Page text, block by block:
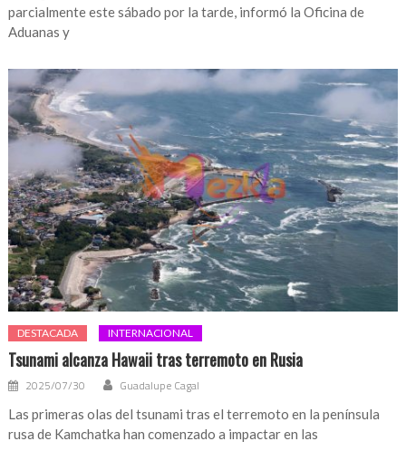
parcialmente este sábado por la tarde, informó la Oficina de
Aduanas y
DESTACADA INTERNACIONAL
Tsunami alcanza Hawaii tras terremoto en Rusia
2025/07/30 Guadalupe Cagal
Las primeras olas del tsunami tras el terremoto en la península
rusa de Kamchatka han comenzado a impactar en las